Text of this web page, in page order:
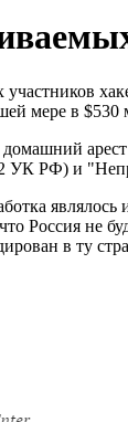
мере в
УК РФ) и
Россия не
в ту